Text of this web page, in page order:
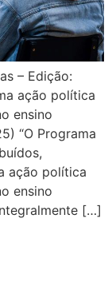
– Edição:
ação política
ensino
“O Programa
ação política
ensino
[…]